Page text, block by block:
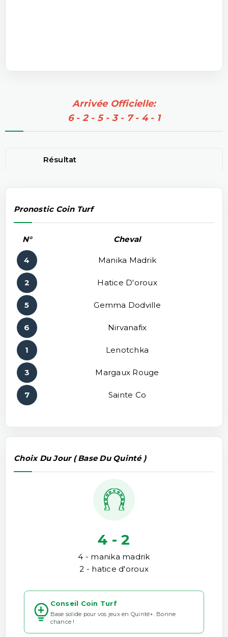
Arrivée Officielle:
6 - 2 - 5 - 3 - 7 - 4 - 1
Résultat
Pronostic Coin Turf
N° Cheval
4 Manika Madrik
2 Hatice D'oroux
5 Gemma Dodville
6 Nirvanafix
1 Lenotchka
3 Margaux Rouge
7 Sainte Co
Choix Du Jour ( Base Du Quinté )
4 - 2
4 - manika madrik
2 - hatice d'oroux
Conseil Coin Turf
Base solide pour vos jeux en Quinté+. Bonne
chance !